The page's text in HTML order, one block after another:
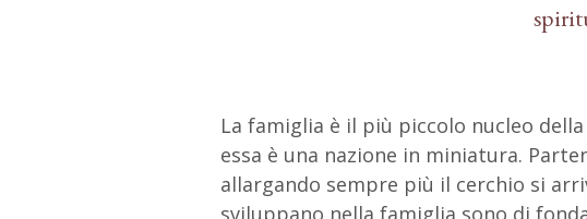
La famiglia è il più piccolo nucleo della
essa è una nazione in miniatura.
allargando sempre più il cerchio si
sviluppano nella famiglia sono di